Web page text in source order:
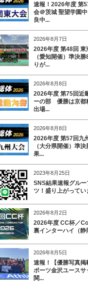
速報！2026年度 第
会＠茨城 聖望学園
良中...
2026年8月7日
2026年度 第48回 東
（愛知開催）準決
りが...
2026年8月8日
2026年度 第75回近
ーの部 優勝は京都
出場...
2026年8月8日
2026年度 第57回九
（大分県開催）準
果...
2023年8月25日
SNS結果速報グル
ツ！盛り上がってい
2026年8月2日
2026年度 CC杯／
裏インターハイ（静
2026年8月5日
速報！【優勝写真
ポーツ金沢ユース
関...